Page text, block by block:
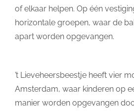
of elkaar helpen. Op één
horizontale groepen, waar de
apart worden opgevangen.
’t Lieveheersbeestje heeft vier
Amsterdam, waar kinderen op
manier worden opgevangen